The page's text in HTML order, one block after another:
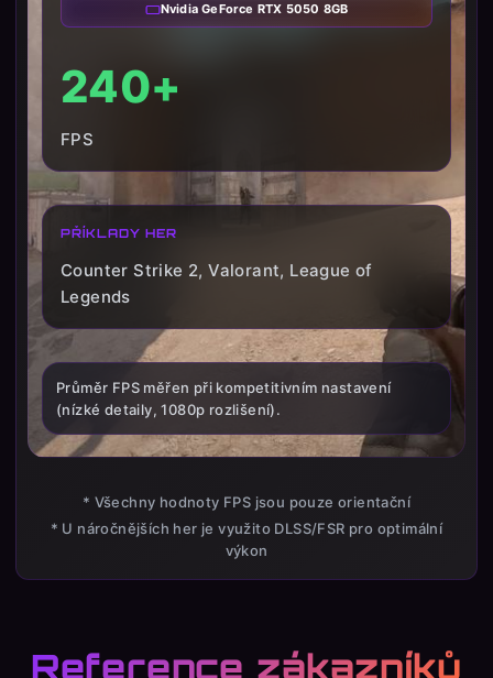
Nvidia GeForce RTX 5050 8GB
240+
FPS
PŘÍKLADY HER
Counter Strike 2, Valorant, League of
Legends
Průměr FPS měřen při kompetitivním nastavení
(nízké detaily, 1080p rozlišení).
* Všechny hodnoty FPS jsou pouze orientační
* U náročnějších her je využito DLSS/FSR pro optimální
výkon
Reference zákazníků